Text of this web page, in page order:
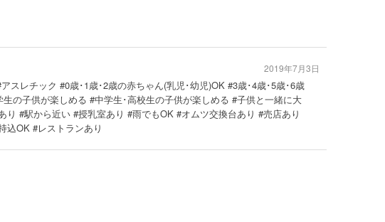
スレチック #0歳･1歳･2歳の赤ちゃん(乳児･幼児)OK #3歳･4歳･5歳･6歳
の子供が楽しめる #中学生･高校生の子供が楽しめる #子供と一緒に大
り #駅から近い #授乳室あり #雨でもOK #オムツ交換台あり #売店あり
込OK #レストランあり
2019年7月3日